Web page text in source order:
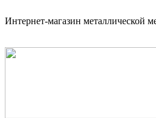
Интернет-магазин металлической